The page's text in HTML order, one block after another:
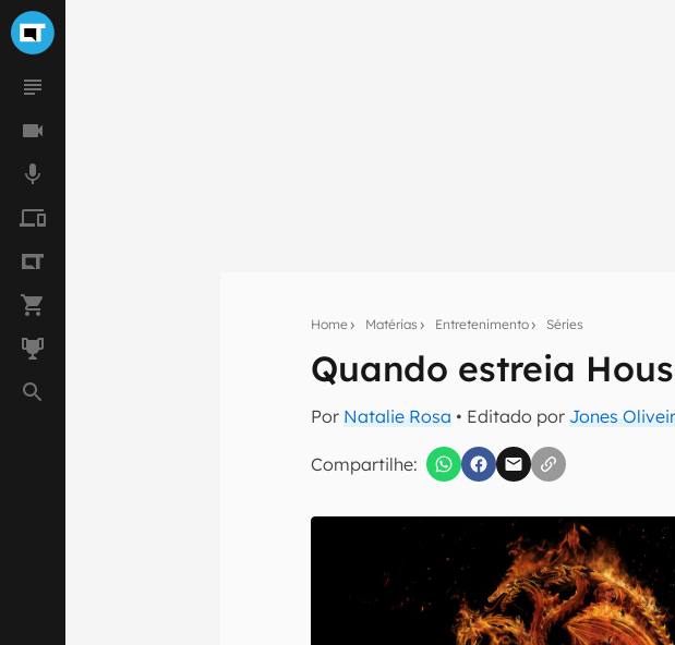
Home Matérias Entretenimento Séries
Quando estreia
Por Natalie Rosa • Editado por Jones
Compartilhe:
Assine a newsletter do Canaltech e